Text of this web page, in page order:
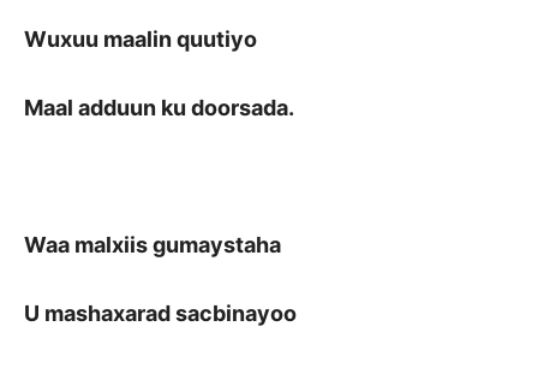
Wuxuu maalin quutiyo
Maal adduun ku doorsada.
Waa malxiis gumaystaha
U mashaxarad sacbinayoo